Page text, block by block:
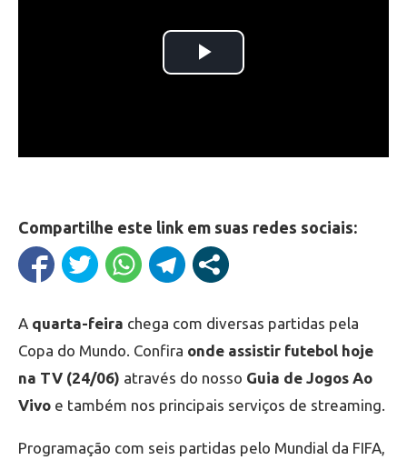
Compartilhe este link em suas redes sociais:
A quarta-feira chega com diversas partidas pela
Copa do Mundo. Confira onde assistir futebol hoje
na TV (24/06) através do nosso Guia de Jogos Ao
Vivo e também nos principais serviços de streaming.
Programação com seis partidas pelo Mundial da FIFA,